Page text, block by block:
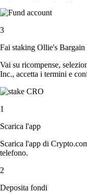
3
Fai staking Ollie's
Vai su ricompense,
Inc., accetta i termini e
1
Scarica l'app
Scarica l'app di
telefono.
2
Deposita fondi